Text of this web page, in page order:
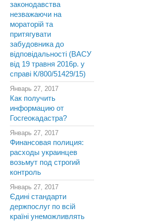
законодавства
незважаючи на
мораторій та
притягувати
забудовника до
відповідальності (ВАСУ
від 19 травня 2016р. у
справі К/800/51429/15)
Январь 27, 2017
Как получить
информацию от
Госгеокадастра?
Январь 27, 2017
Финансовая полиция:
расходы украинцев
возьмут под строгий
контроль
Январь 27, 2017
Єдині стандарти
держпослуг по всій
країні унеможливлять